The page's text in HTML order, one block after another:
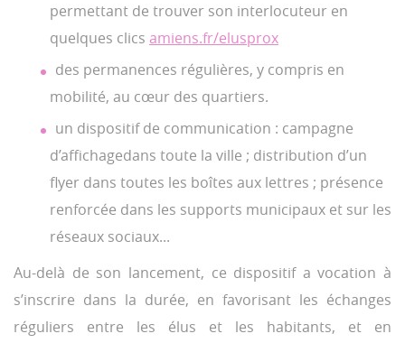
permettant de trouver son interlocuteur en
quelques clics amiens.fr/elusprox
des permanences régulières, y compris en
mobilité, au cœur des quartiers.
un dispositif de communication : campagne
d’affichagedans toute la ville ; distribution d’un
flyer dans toutes les boîtes aux lettres ; présence
renforcée dans les supports municipaux et sur les
réseaux sociaux...
Au-delà de son lancement, ce dispositif a vocation à
s’inscrire dans la durée, en favorisant les échanges
réguliers entre les élus et les habitants, et en